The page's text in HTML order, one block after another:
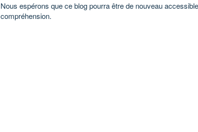
Nous espérons que ce blog pourra être de nouveau
compréhension.